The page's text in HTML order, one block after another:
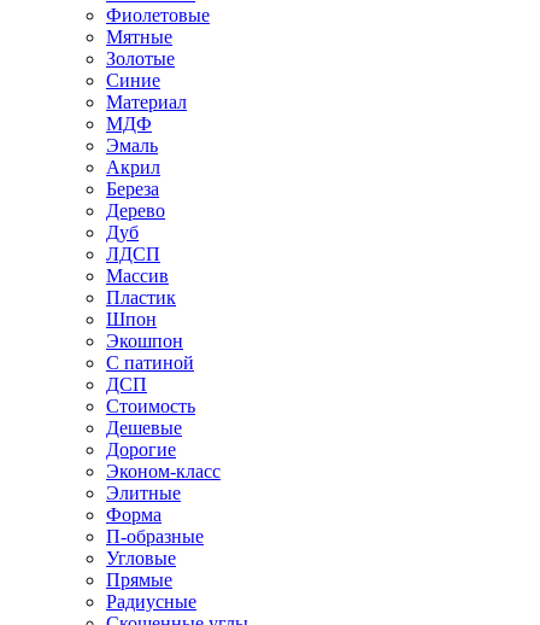
Фиолетовые
Мятные
Золотые
Синие
Материал
МДФ
Эмаль
Акрил
Береза
Дерево
Дуб
ЛДСП
Массив
Пластик
Шпон
Экошпон
С патиной
ДСП
Стоимость
Дешевые
Дорогие
Эконом-класс
Элитные
Форма
П-образные
Угловые
Прямые
Радиусные